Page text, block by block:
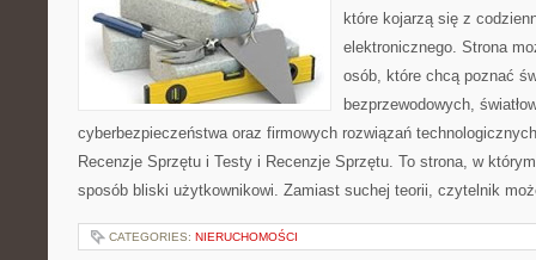
które kojarzą się z
elektronicznego. Strona
osób, które chcą poznać
bezprzewodowych,
cyberbezpieczeństwa oraz firmowych rozwiązań
Recenzje Sprzętu i Testy i Recenzje Sprzętu. To strona, w
sposób bliski użytkownikowi. Zamiast suchej teorii, czytelnik
CATEGORIES: NIERUCHOMOŚCI